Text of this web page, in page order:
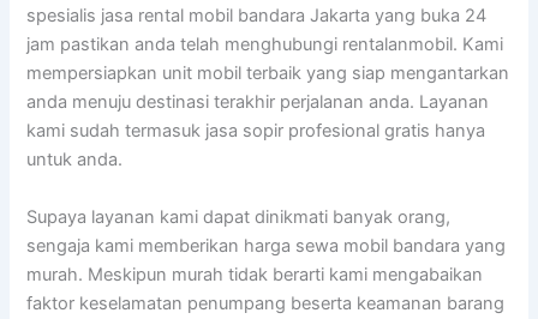
spesialis jasa rental mobil bandara Jakarta yang buka 24
jam pastikan anda telah menghubungi rentalanmobil. Kami
mempersiapkan unit mobil terbaik yang siap mengantarkan
anda menuju destinasi terakhir perjalanan anda. Layanan
kami sudah termasuk jasa sopir profesional gratis hanya
untuk anda.
Supaya layanan kami dapat dinikmati banyak orang,
sengaja kami memberikan harga sewa mobil bandara yang
murah. Meskipun murah tidak berarti kami mengabaikan
faktor keselamatan penumpang beserta keamanan barang